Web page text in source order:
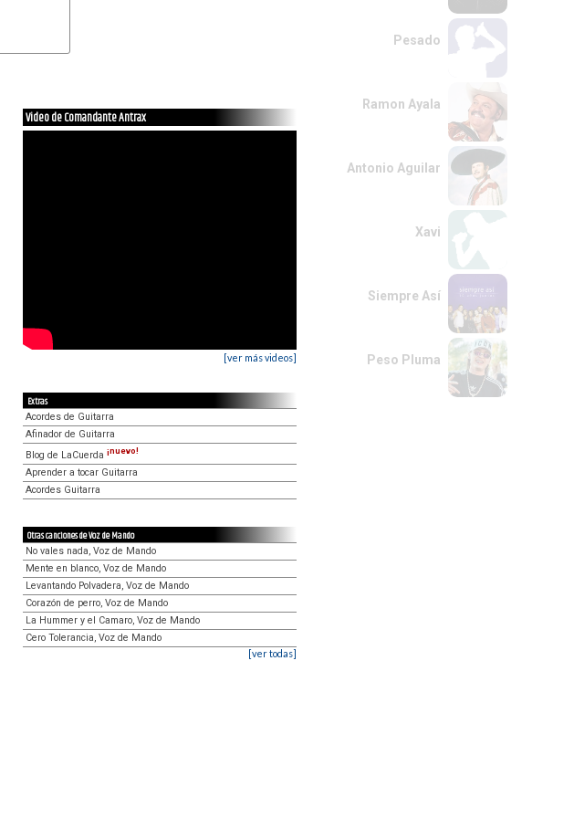
Video de Comandante Antrax
[ver más videos]
Extras
Acordes de Guitarra
Afinador de Guitarra
Blog de LaCuerda ¡nuevo!
Aprender a tocar Guitarra
Acordes Guitarra
Otras canciones de Voz de Mando
No vales nada, Voz de Mando
Mente en blanco, Voz de Mando
Levantando Polvadera, Voz de Mando
Corazón de perro, Voz de Mando
La Hummer y el Camaro, Voz de Mando
Cero Tolerancia, Voz de Mando
[ver todas]
Pesado
Ramon Ayala
Antonio Aguilar
Xavi
Siempre Así
Peso Pluma